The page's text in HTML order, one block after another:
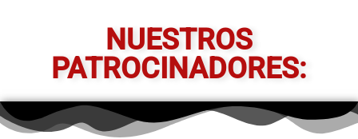
NUESTROS
PATROCINADORES: